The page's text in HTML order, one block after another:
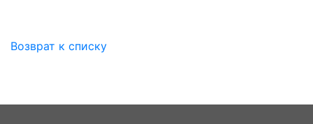
Возврат к списку